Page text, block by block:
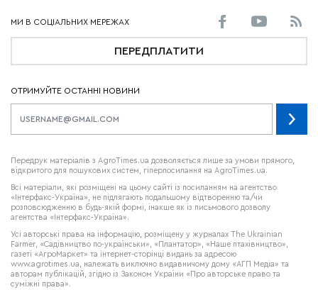
ПЕРЕДПЛАТИТИ
ОТРИМУЙТЕ ОСТАННІ НОВИНИ
Передрук матеріалів з AgroTimes.ua дозволяється лише за умови прямого,
відкритого для пошукових систем, гіперпосилання на AgroTimes.ua.
Всі матеріали, які розміщені на цьому сайті із посиланням на агентство
«Інтерфакс-Україна», не підлягають подальшому відтворенню та/чи
розповсюдженню в будь-якій формі, інакше як із письмового дозволу
агентства «Інтерфакс-Україна».
Усі авторські права на інформацію, розміщену у журналах The Ukrainian
Farmer, «Садівництво по-українськи», «Плантатор», «Наше птахівництво»,
газеті «АгроМаркет» та інтернет-сторінці видань за адресою
www.agrotimes.ua, належать виключно видавничому дому «АГП Медіа» та
авторам публікацій, згідно із Законом України «Про авторське право та
суміжні права».